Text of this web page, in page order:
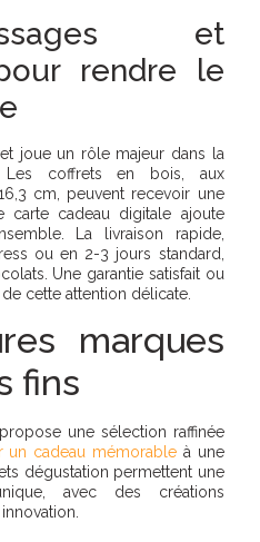
et
rendre le
joue un rôle majeur dans la
Les coffrets en bois, aux
cm, peuvent recevoir une
carte cadeau digitale ajoute
La livraison rapide,
ou en 2-3 jours standard,
Une garantie satisfait ou
cette attention délicate.
marques
fins
une sélection raffinée
un cadeau mémorable à une
dégustation permettent une
avec des créations